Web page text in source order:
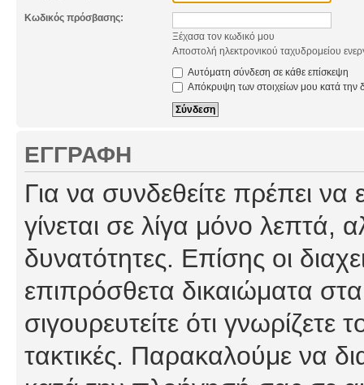
Κωδικός πρόσβασης:
Ξέχασα τον κωδικό μου
Αποστολή ηλεκτρονικού ταχυδρομείου
Αυτόματη σύνδεση σε κάθε επίσκεψη
Απόκρυψη των στοιχείων μου κατά την
ΕΓΓΡΑΦΉ
Για να συνδεθείτε πρέπει
γίνεται σε λίγα μόνο λεπτά,
δυνατότητες. Επίσης οι
επιπρόσθετα δικαιώματα
σιγουρευτείτε ότι γνωρίζετε
τακτικές. Παρακαλούμε να